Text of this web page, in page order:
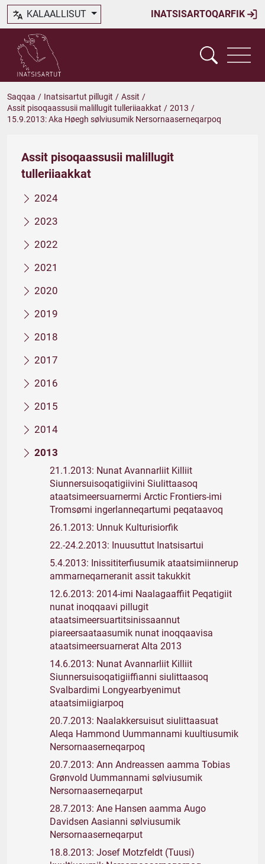
INATSISARTOQARFIK
KALAALLISUT
Saqqaa / Inatsisartut pillugit / Assit /
Assit pisoqaassusii malillugit tulleriiaakkat / 2013 /
15.9.2013: Aka Høegh sølviusumik Nersornaaserneqarpoq
Assit pisoqaassusii malillugit
tulleriiaakkat
2024
2023
2022
2021
2020
2019
2018
2017
2016
2015
2014
2013
21.1.2013: Nunat Avannarliit Killiit
Siunnersuisoqatigiivini Siulittaasoq
ataatsimeersuarnermi Arctic Frontiers-imi
Tromsømi ingerlanneqartumi peqataavoq
26.1.2013: Unnuk Kulturisiorfik
22.-24.2.2013: Inuusuttut Inatsisartui
5.4.2013: Inissititerfiusumik ataatsimiinnerup
ammarneqarneranit assit takukkit
12.6.2013: 2014-imi Naalagaaffiit Peqatigiit
nunat inoqqaavi pillugit
ataatsimeersuartitsinissaannut
piareersaataasumik nunat inoqqaavisa
ataatsimeersuarnerat Alta 2013
14.6.2013: Nunat Avannarliit Killiit
Siunnersuisoqatigiiffianni siulittaasoq
Svalbardimi Longyearbyenimut
ataatsimiigiarpoq
20.7.2013: Naalakkersuisut siulittaasuat
Aleqa Hammond Uummannami kuultiusumik
Nersornaaserneqarpoq
20.7.2013: Ann Andreassen aamma Tobias
Grønvold Uummannami sølviusumik
Nersornaaserneqarput
28.7.2013: Ane Hansen aamma Augo
Davidsen Aasianni sølviusumik
Nersornaaserneqarput
18.8.2013: Josef Motzfeldt (Tuusi)